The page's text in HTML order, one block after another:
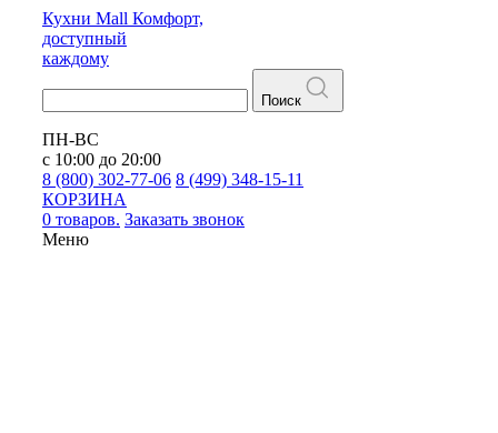
Кухни Mall Комфорт,
доступный
каждому
Поиск
ПН-ВС
с 10:00 до 20:00
8 (800) 302-77-06 8 (499) 348-15-11
КОРЗИНА
0 товаров. Заказать звонок
Меню